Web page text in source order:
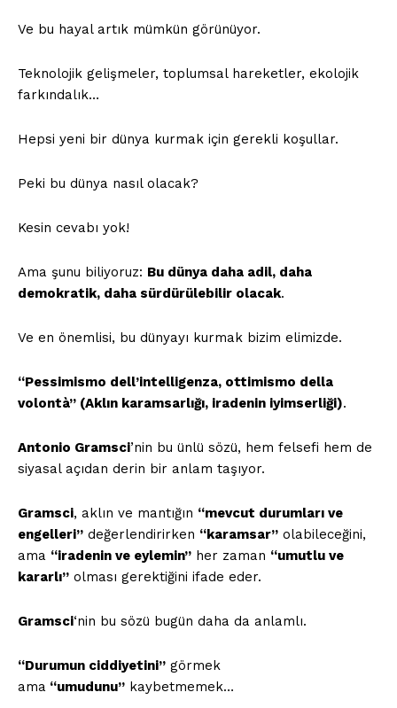
Ve bu hayal artık mümkün görünüyor.
Teknolojik gelişmeler, toplumsal hareketler, ekolojik
farkındalık…
Hepsi yeni bir dünya kurmak için gerekli koşullar.
Peki bu dünya nasıl olacak?
Kesin cevabı yok!
Ama şunu biliyoruz: Bu dünya daha adil, daha
demokratik, daha sürdürülebilir olacak.
Ve en önemlisi, bu dünyayı kurmak bizim elimizde.
“Pessimismo dell’intelligenza, ottimismo della
volontà” (Aklın karamsarlığı, iradenin iyimserliği).
Antonio Gramsci’nin bu ünlü sözü, hem felsefi hem de
siyasal açıdan derin bir anlam taşıyor.
Gramsci, aklın ve mantığın “mevcut durumları ve
engelleri” değerlendirirken “karamsar” olabileceğini,
ama “iradenin ve eylemin” her zaman “umutlu ve
kararlı” olması gerektiğini ifade eder.
Gramsci‘nin bu sözü bugün daha da anlamlı.
“Durumun ciddiyetini” görmek
ama “umudunu” kaybetmemek…